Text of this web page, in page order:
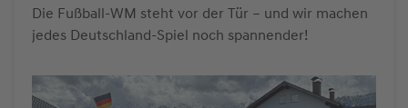
Die Fußball-WM steht vor der Tür – und wir machen
jedes Deutschland-Spiel noch spannender!